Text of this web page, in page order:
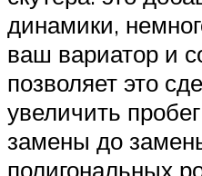
динамики,
ваш вариатор и
позволяет это
увеличить
замены до
полигональных